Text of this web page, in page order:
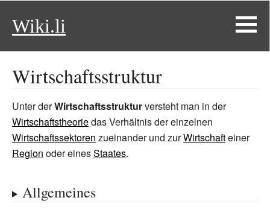
Wiki.li
Wirtschaftsstruktur
Unter derWirtschaftsstrukturversteht man in der
Wirtschaftstheoriedas Verhältnis der einzelnen
Wirtschaftssektoren zueinander und zurWirtschafteiner
Region oder einesStaates.
Allgemeines